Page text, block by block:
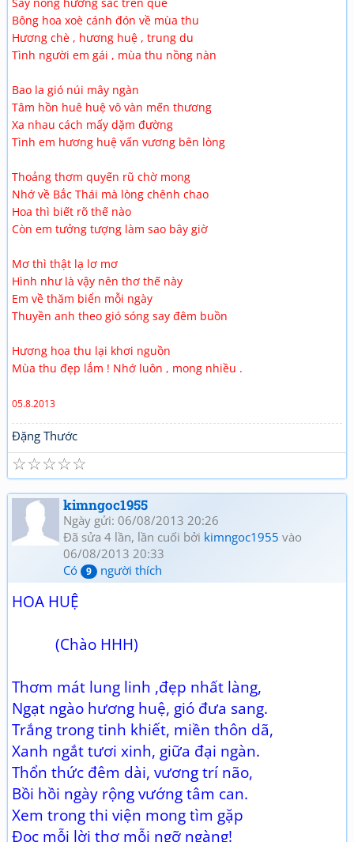
Bông hoa xoè cánh đón về mùa thu
Hương chè , hương huệ , trung du
Tình người em gái , mùa thu nồng nàn
Bao la gió núi mây ngàn
Tâm hồn huê huệ vô vàn mến thương
Xa nhau cách mấy dặm đường
Tình em hương huệ vấn vương bên lòng
Thoảng thơm quyến rũ chờ mong
Nhớ về Bắc Thái mà lòng chênh chao
Hoa thì biết rõ thế nào
Còn em tưởng tượng làm sao bây giờ
Mơ thì thật lạ lơ mơ
Hình như là vậy nên thơ thế này
Em về thăm biển mỗi ngày
Thuyền anh theo gió sóng say đêm buồn
Hương hoa thu lại khơi nguồn
Mùa thu đẹp lắm ! Nhớ luôn , mong nhiều .
05.8.2013
Đặng Thước
☆
☆
☆
☆
☆
kimngoc1955
Ngày gửi: 06/08/2013 20:26
Đã sửa 4 lần, lần cuối bởi kimngoc1955 vào
06/08/2013 20:33
Có
9 người thích
HOA HUỆ
(Chào HHH)
Thơm mát lung linh ,đẹp nhất làng,
Ngạt ngào hương huệ, gió đưa sang.
Trắng trong tinh khiết, miền thôn dã,
Xanh ngắt tươi xinh, giữa đại ngàn.
Thổn thức đêm dài, vương trí não,
Bồi hồi ngày rộng vướng tâm can.
Xem trong thi viện mong tìm gặp
Đọc mỗi lời thơ mỗi ngỡ ngàng!